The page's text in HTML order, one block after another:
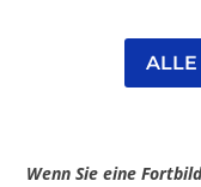
ALLE
Wenn Sie eine